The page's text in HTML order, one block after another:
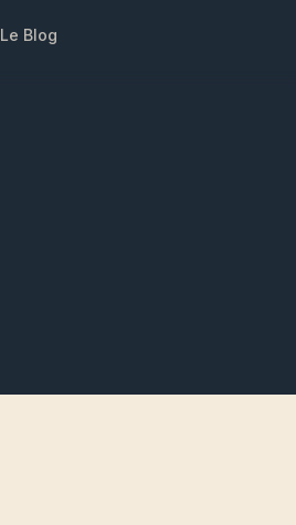
Le Blog